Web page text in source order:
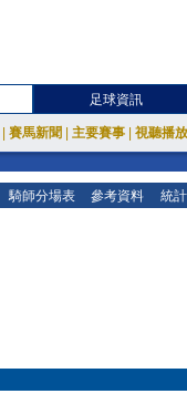
足球資訊
賽馬新聞 主要賽事 視聽播
騎師分場表 參考資料 統